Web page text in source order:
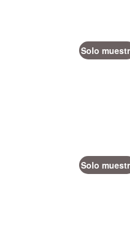
Solo
Solo